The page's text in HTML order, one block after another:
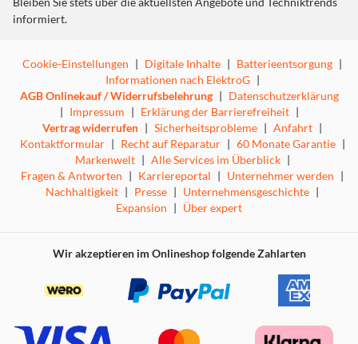
informiert.
Cookie-Einstellungen | Digitale Inhalte | Batterieentsorgung |
Informationen nach ElektroG |
AGB Onlinekauf / Widerrufsbelehrung | Datenschutzerklärung
| Impressum | Erklärung der Barrierefreiheit |
Vertrag widerrufen | Sicherheitsprobleme | Anfahrt |
Kontaktformular | Recht auf Reparatur | 60 Monate Garantie |
Markenwelt | Alle Services im Überblick |
Fragen & Antworten | Karriereportal | Unternehmer werden |
Nachhaltigkeit | Presse | Unternehmensgeschichte |
Expansion | Über expert
Wir akzeptieren im Onlineshop folgende Zahlarten